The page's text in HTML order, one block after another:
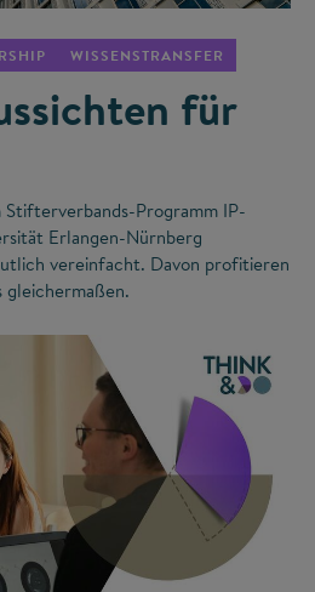
WISSENSTRANSFER
für
Stifterverbands-Programm IP-
Erlangen-Nürnberg
vereinfacht. Davon profitieren
gleichermaßen.